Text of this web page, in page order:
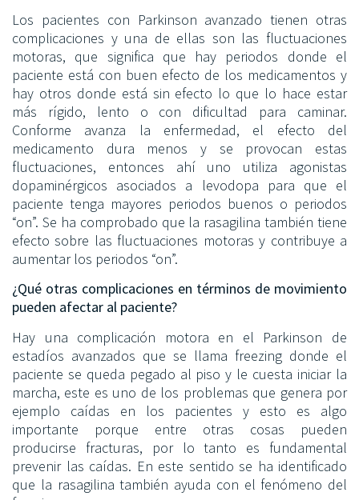
Los pacientes con Parkinson avanzado tienen otras
complicaciones y una de ellas son las fluctuaciones
motoras, que significa que hay periodos donde el
paciente está con buen efecto de los medicamentos y
hay otros donde está sin efecto lo que lo hace estar
más rígido, lento o con dificultad para caminar.
Conforme avanza la enfermedad, el efecto del
medicamento dura menos y se provocan estas
fluctuaciones, entonces ahí uno utiliza agonistas
dopaminérgicos asociados a levodopa para que el
paciente tenga mayores periodos buenos o periodos
“on”. Se ha comprobado que la rasagilina también tiene
efecto sobre las fluctuaciones motoras y contribuye a
aumentar los periodos “on”.
¿Qué otras complicaciones en términos de movimiento
pueden afectar al paciente?
Hay una complicación motora en el Parkinson de
estadíos avanzados que se llama freezing donde el
paciente se queda pegado al piso y le cuesta iniciar la
marcha, este es uno de los problemas que genera por
ejemplo caídas en los pacientes y esto es algo
importante porque entre otras cosas pueden
producirse fracturas, por lo tanto es fundamental
prevenir las caídas. En este sentido se ha identificado
que la rasagilina también ayuda con el fenómeno del